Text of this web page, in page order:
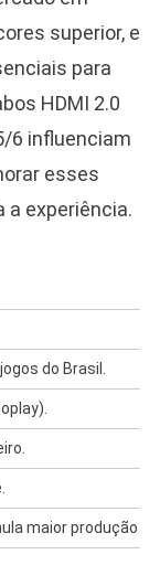
superior, e
para
HDMI 2.0
6 influenciam
esses
a experiência.
do Brasil.
maior produção